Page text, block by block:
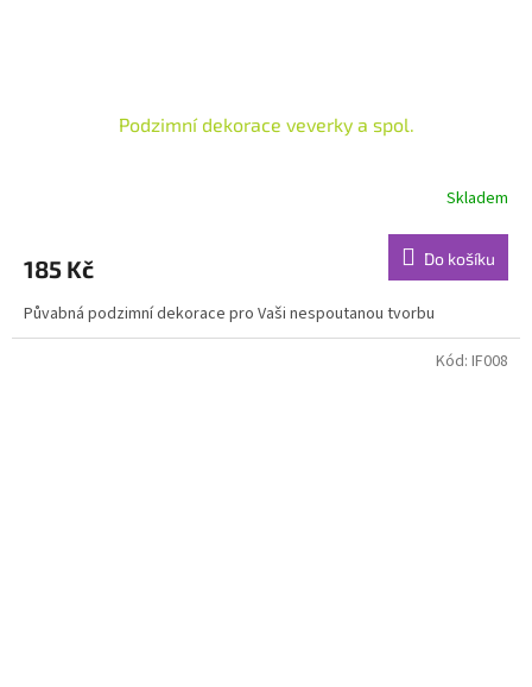
Podzimní dekorace veverky a spol.
Skladem
185 Kč Do košíku
Půvabná podzimní dekorace pro Vaši nespoutanou tvorbu
Kód: IF008